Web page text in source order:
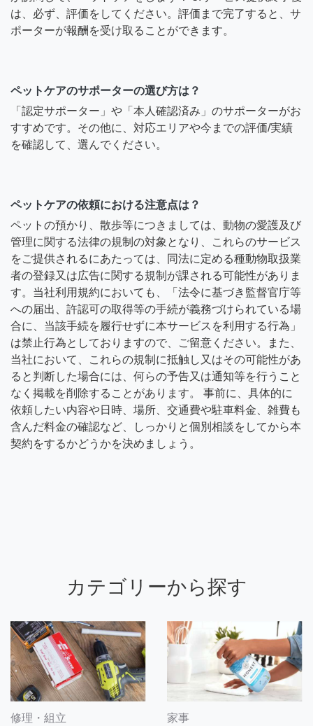
は、必ず、評価をしてください。評価まで完了すると、サ
ポーターが報酬を受け取ることができます。
ペットケアのサポーターの選び方は？
「認定サポーター」や「本人確認済み」のサポーターがお
すすめです。その他に、対応エリアや今までの評価/実績
を確認して、選んでください。
ペットケアの依頼における注意点は？
ペットの預かり、散歩等につきましては、動物の愛護及び
管理に関する法律の規制の対象となり、これらのサービス
をご提供されるにあたっては、同法に定める種動物取扱業
者の登録又は広告に関する規制が課される可能性がありま
す。当社利用規約においても、「法令に基づき監督官庁等
への届出、許認可の取得等の手続が義務づけられている場
合に、当該手続を履行せずに本サービスを利用する行為」
は禁止行為としておりますので、ご留意ください。また、
当社において、これらの規制に抵触し又はその可能性があ
ると判断した場合には、何らの予告又は通知等を行うこと
なく掲載を削除することがあります。 事前に、具体的に
依頼したい内容や日時、場所、交通費や駐車料金、雑費も
含んだ料金の確認など、しっかりと個別相談をしてから本
契約をするかどうかを決めましょう。
カテゴリーから探す
修理・組立 家事